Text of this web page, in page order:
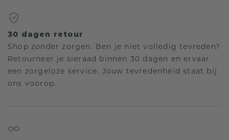
30 dagen retour
Shop zonder zorgen. Ben je niet volledig tevreden?
Retourneer je sieraad binnen 30 dagen en ervaar
een zorgeloze service. Jouw tevredenheid staat bij
ons voorop.